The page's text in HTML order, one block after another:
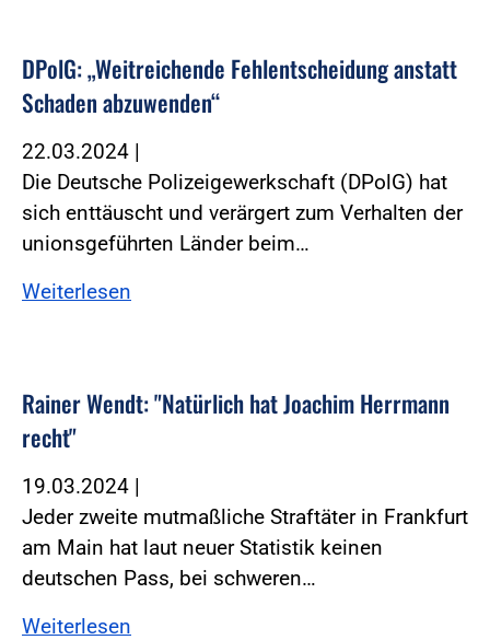
DPolG: „Weitreichende Fehlentscheidung anstatt
Schaden abzuwenden“
22.03.2024 |
Die Deutsche Polizeigewerkschaft (DPolG) hat
sich enttäuscht und verärgert zum Verhalten der
unionsgeführten Länder beim…
Weiterlesen
Rainer Wendt: "Natürlich hat Joachim Herrmann
recht"
19.03.2024 |
Jeder zweite mutmaßliche Straftäter in Frankfurt
am Main hat laut neuer Statistik keinen
deutschen Pass, bei schweren…
Weiterlesen